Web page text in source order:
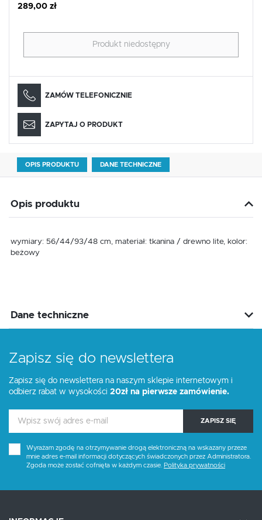
289,00 zł
Produkt niedostępny
ZAMÓW TELEFONICZNIE
ZAPYTAJ O PRODUKT
OPIS PRODUKTU DANE TECHNICZNE
Opis produktu
wymiary: 56/44/93/48 cm, materiał: tkanina / drewno lite, kolor:
beżowy
Dane techniczne
Zapisz się do newslettera
Zapisz się do newslettera na naszym sklepie internetowym i
odbierz rabat w wysokości 20zł na pierwsze zamówienie.
ZAPISZ SIĘ
Wyrażam zgodę na otrzymywanie drogą elektroniczną na wskazany przeze
mnie adres e-mail informacji dotyczących świadczonych przez Administratora.
Zgoda może zostać cofnięta w każdym czasie. Polityka prywatności